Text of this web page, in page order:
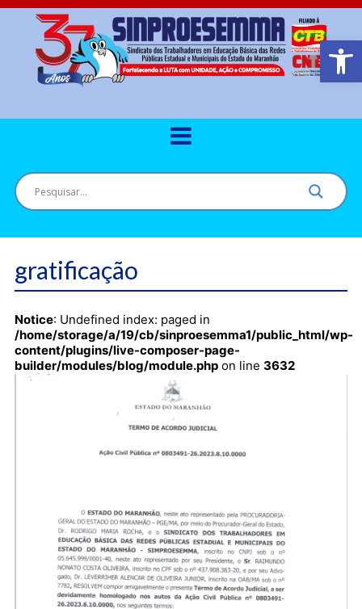
Barra de
gratificação
Notice: Undefined index: paged in
/home/storage/a/19/cb/sinproesemma1/public_html/wp-
content/plugins/live-composer-page-
builder/modules/blog/module.phpon line 3632